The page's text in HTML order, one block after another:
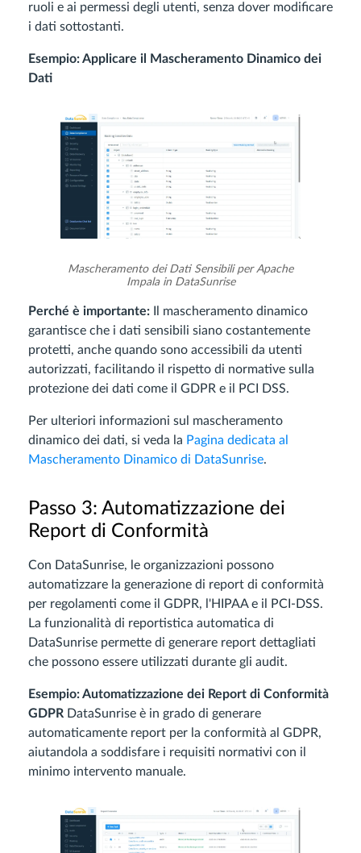
ruoli e ai permessi degli utenti, senza dover modificare
i dati sottostanti.
Esempio: Applicare il Mascheramento Dinamico dei
Dati
Mascheramento dei Dati Sensibili per Apache
Impala in DataSunrise
Perché è importante: Il mascheramento dinamico
garantisce che i dati sensibili siano costantemente
protetti, anche quando sono accessibili da utenti
autorizzati, facilitando il rispetto di normative sulla
protezione dei dati come il GDPR e il PCI DSS.
Per ulteriori informazioni sul mascheramento
dinamico dei dati, si veda la Pagina dedicata al
Mascheramento Dinamico di DataSunrise.
Passo 3: Automatizzazione dei
Report di Conformità
Con DataSunrise, le organizzazioni possono
automatizzare la generazione di report di conformità
per regolamenti come il GDPR, l'HIPAA e il PCI-DSS.
La funzionalità di reportistica automatica di
DataSunrise permette di generare report dettagliati
che possono essere utilizzati durante gli audit.
Esempio: Automatizzazione dei Report di Conformità
GDPR DataSunrise è in grado di generare
automaticamente report per la conformità al GDPR,
aiutandola a soddisfare i requisiti normativi con il
minimo intervento manuale.